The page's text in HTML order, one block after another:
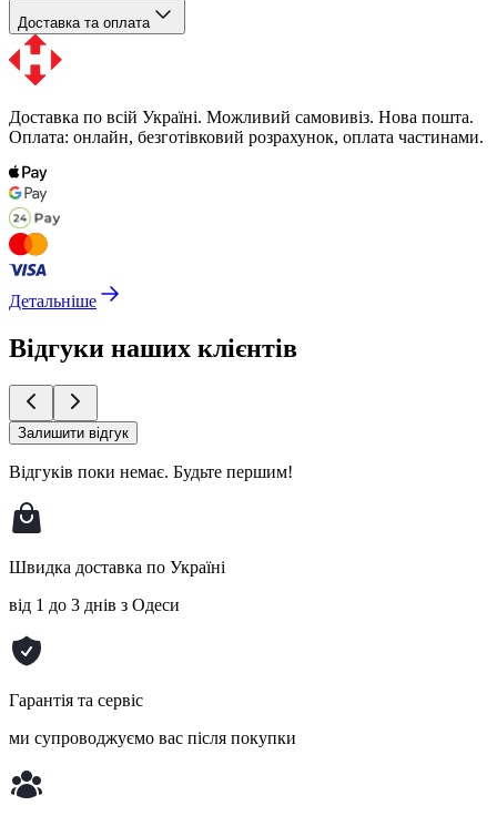
Доставка та оплата
Доставка по всій Україні. Можливий самовивіз. Нова пошта.
Оплата: онлайн, безготівковий розрахунок, оплата частинами.
Детальніше
Відгуки наших клієнтів
Залишити відгук
Відгуків поки немає. Будьте першим!
Швидка доставка по Україні
від 1 до 3 днів з Одеси
Гарантія та сервіс
ми супроводжуємо вас після покупки